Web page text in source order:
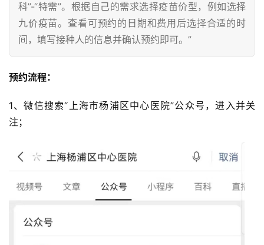
科”-“特需”。根据自己的需求选择疫苗价型，例如选择
九价疫苗。查看可预约的日期和费用后选择合适的时
间，填写接种人的信息并确认预约即可。”
预约流程：
1、微信搜索“上海市杨浦区中心医院”公众号，进入并关
注；